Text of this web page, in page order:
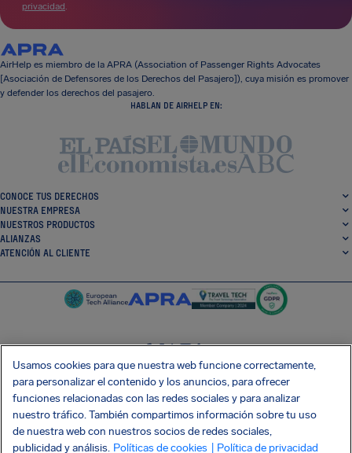
privacidad.
AirHelp es miembro de la APRA (Association of Passenger Rights Advocates
[Asociación de Defensores de los Derechos del Pasajero]), cuya misión es promover
y defender los derechos del pasajero.
HABLAN DE AIRHELP EN:
CONOCE TUS DERECHOS
NUESTRA EMPRESA
NUESTROS PRODUCTOS
ALIANZAS
ATENCIÓN AL CLIENTE
SocialFacebook
SocialTwitter
SocialInstagram
SocialLinkedin
CONSIGUE NUESTRA APLICACIÓN GRATIS
Usamos cookies para que nuestra web funcione correctamente,
para personalizar el contenido y los anuncios, para ofrecer
funciones relacionadas con las redes sociales y para analizar
nuestro tráfico. También compartimos información sobre tu uso
de nuestra web con nuestros socios de redes sociales,
publicidad y análisis. Políticas de cookies | Política de privacidad